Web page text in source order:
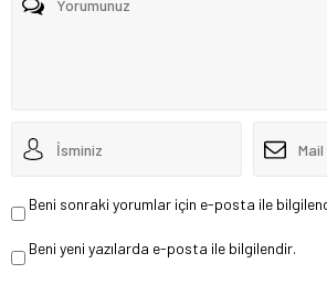
Beni sonraki yorumlar için e-posta ile
Beni yeni yazılarda e-posta ile bilgilendir.